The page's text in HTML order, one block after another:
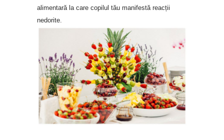
alimentară la care copilul tău manifestă reacții
nedorite.